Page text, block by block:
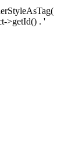
>getId() . '